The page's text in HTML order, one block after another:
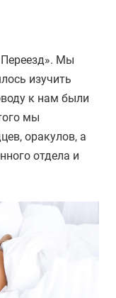
Мы
изучить
к нам были
мы
оракулов, а
отдела и